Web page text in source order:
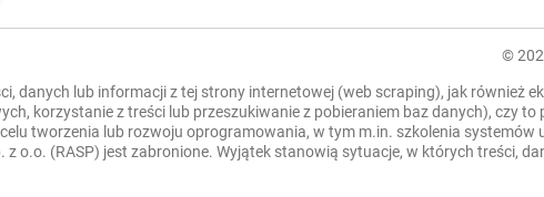
©
danych lub informacji z tej strony internetowej (web scraping), jak również
korzystanie z treści lub przeszukiwanie z pobieraniem baz danych), czy
tworzenia lub rozwoju oprogramowania, w tym m.in. szkolenia systemów
z o.o. (RASP) jest zabronione. Wyjątek stanowią sytuacje, w których treści,